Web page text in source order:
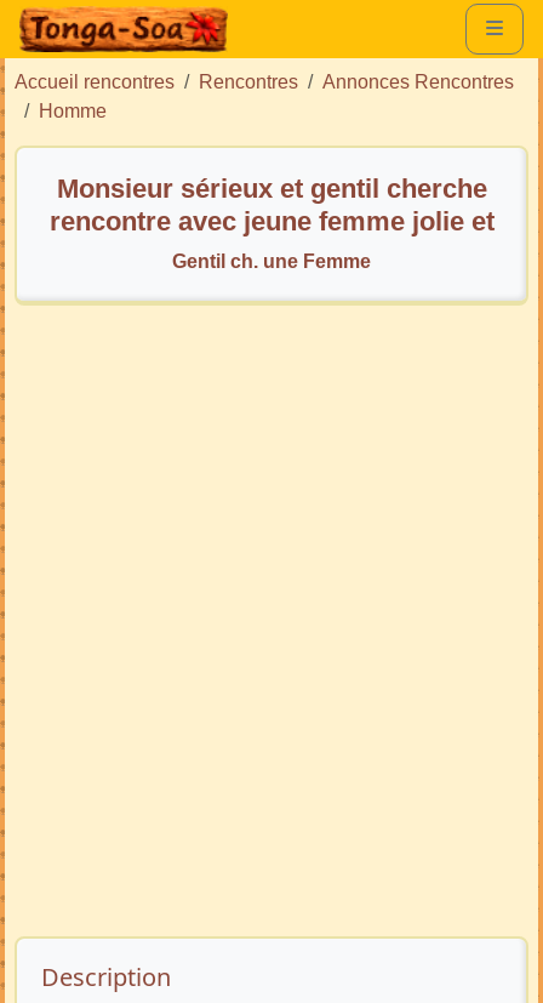
Accueil rencontres Rencontres
Annonces Rencontres
Homme
Monsieur sérieux et gentil cherche
rencontre avec jeune femme jolie et
sympa !
Gentil ch. une Femme
Description de l’annonce
Description